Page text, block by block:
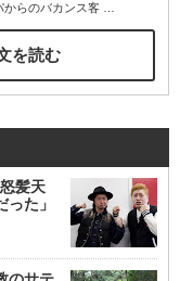
からのバカンス客…
を読む
髪天
た」